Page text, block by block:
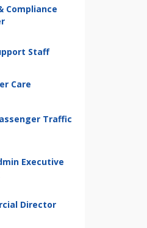
Compliance
Staff
Care
Traffic
Executive
Director